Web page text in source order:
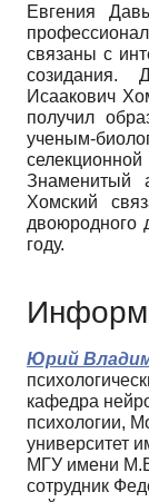
Евгения
связаны с
созидания.
Исаакович
получил
ученым-
Знаменитый
Хомский
двоюродного
году.
Юрий
кафедра
психологии,
университет
МГУ имени
сотрудник